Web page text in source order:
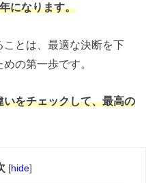
になります。
とは、最適な決断を下
の第一歩です。
をチェックして、最高の
[hide]